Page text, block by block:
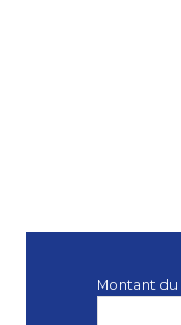
Montant